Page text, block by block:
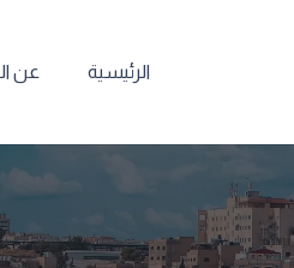
الرئيسية عن